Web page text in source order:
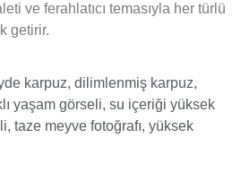
ve ferahlatıcı temasıyla her türlü
getirir.
karpuz, dilimlenmiş karpuz,
yaşam görseli, su içeriği yüksek
, taze meyve fotoğrafı, yüksek